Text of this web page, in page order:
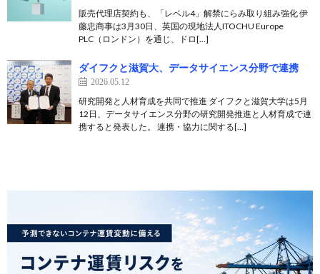
販売代理店契約も、「レベル4」解禁にらみ取り組み強化 伊
藤忠商事は3月30日、英国の現地法人ITOCHU Europe
PLC（ロンドン）を通じ、ドロ[…]
ダイフクと滋賀大、データサイエンス分野で連携
2026.05.12
研究開発と人材育成を共同で推進 ダイフクと滋賀大学は5月
12日、データサイエンス分野の研究開発推進と人材育成で連
携すると発表した。 連携・協力に関する[…]